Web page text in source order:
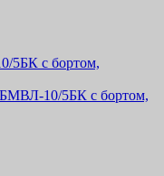
10/5БК с бортом,